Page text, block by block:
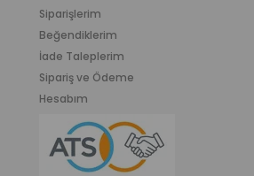
Siparişlerim
Beğendiklerim
İade Taleplerim
Sipariş ve Ödeme
Hesabım